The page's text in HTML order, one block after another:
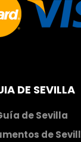
DE SEVILLA
de Sevilla
de